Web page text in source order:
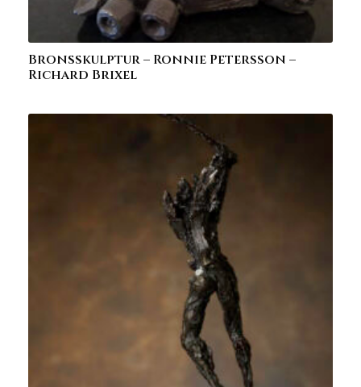
Bronsskulptur – Ronnie Petersson –
Richard Brixel